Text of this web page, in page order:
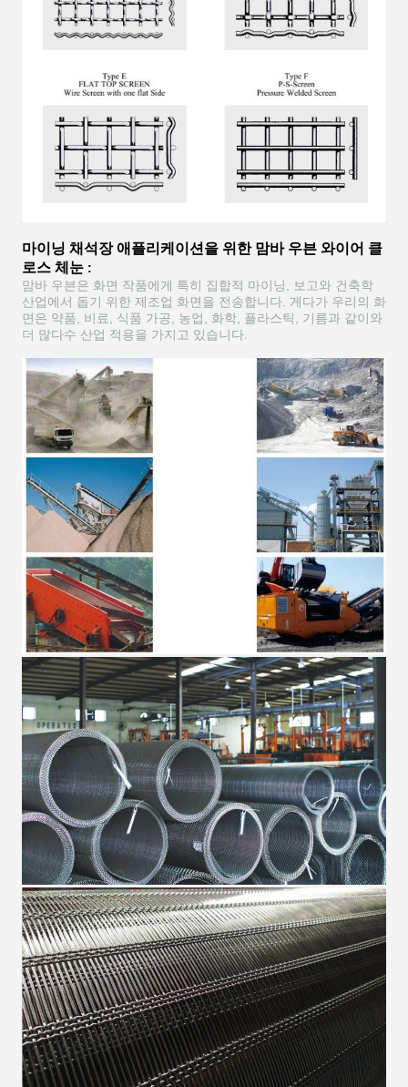
마이닝 채석장 애플리케이션을 위한 맘바 우븐 와이어 클
로스 체눈 :
맘바 우븐은 화면 작품에게 특히 집합적 마이닝, 보고와 건축학
산업에서 돕기 위한 제조업 화면을 전송합니다. 게다가 우리의 화
면은 약품, 비료, 식품 가공, 농업, 화학, 플라스틱, 기름과 같이와
더 많다수 산업 적용을 가지고 있습니다.